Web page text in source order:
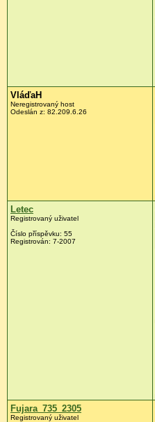
VláďaH
Neregistrovaný host
Odeslán z: 82.209.6.26
Letec
Registrovaný uživatel
Číslo příspěvku: 55
Registrován: 7-2007
Fujara_735_2305
Registrovaný uživatel